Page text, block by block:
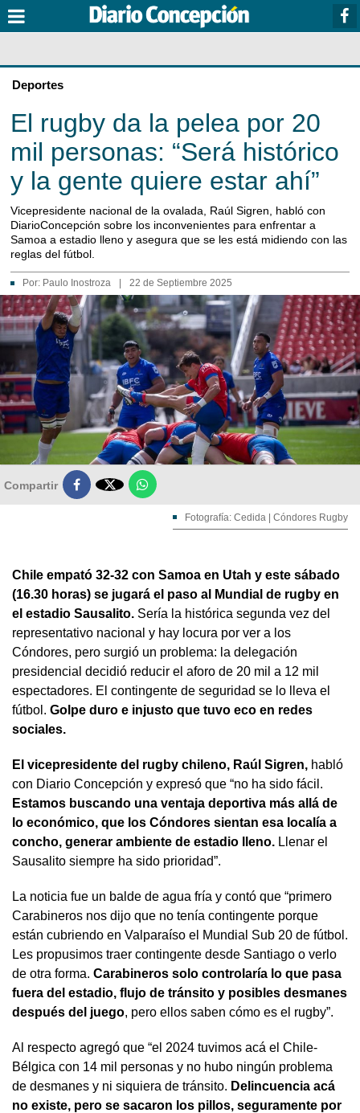
Deportes
El rugby da la pelea por 20
mil personas: “Será histórico
y la gente quiere estar ahí”
Vicepresidente nacional de la ovalada, Raúl Sigren, habló con
DiarioConcepción sobre los inconvenientes para enfrentar a
Samoa a estadio lleno y asegura que se les está midiendo con las
reglas del fútbol.
Por: Paulo Inostroza 22 de Septiembre 2025
Compartir 
Fotografía: Cedida | Cóndores Rugby
Chile empató 32-32 con Samoa en Utah y este sábado
(16.30 horas) se jugará el paso al Mundial de rugby en
el estadio Sausalito. Sería la histórica segunda vez del
representativo nacional y hay locura por ver a los
Cóndores, pero surgió un problema: la delegación
presidencial decidió reducir el aforo de 20 mil a 12 mil
espectadores. El contingente de seguridad se lo lleva el
fútbol. Golpe duro e injusto que tuvo eco en redes
sociales.
El vicepresidente del rugby chileno, Raúl Sigren, habló
con Diario Concepción y expresó que “no ha sido fácil.
Estamos buscando una ventaja deportiva más allá de
lo económico, que los Cóndores sientan esa localía a
concho, generar ambiente de estadio lleno. Llenar el
Sausalito siempre ha sido prioridad”.
La noticia fue un balde de agua fría y contó que “primero
Carabineros nos dijo que no tenía contingente porque
están cubriendo en Valparaíso el Mundial Sub 20 de fútbol.
Les propusimos traer contingente desde Santiago o verlo
de otra forma. Carabineros solo controlaría lo que pasa
fuera del estadio, flujo de tránsito y posibles desmanes
después del juego, pero ellos saben cómo es el rugby”.
Al respecto agregó que “el 2024 tuvimos acá el Chile-
Bélgica con 14 mil personas y no hubo ningún problema
de desmanes y ni siquiera de tránsito. Delincuencia acá
no existe, pero se sacaron los pillos, seguramente por